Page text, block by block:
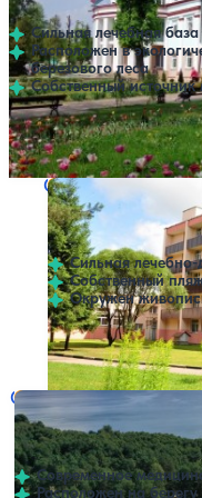
Сильная лечебная база
Расположен в
березового леса
Собственный
Профилей лечения:10
Санаторий
4197 отзывов
Сильная лечебно-
Собственный
Окружен
Профилей лечения:
Нет цен или
Санаторий
4.1293 отзыва
Современное
Расположен на
Нет цен или